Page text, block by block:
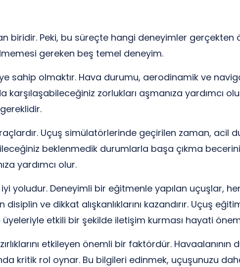
biridir. Peki, bu süreçte hangi deneyimler gerçekten
gereken beş temel deneyim.
sahip olmaktır. Hava durumu, aerodinamik ve
zorlukları aşmanıza yardımcı
Uçuş simülatörlerinde geçirilen zaman, acil
beklenmedik durumlarla başa çıkma
yardımcı olur.
yoludur. Deneyimli bir eğitmenle yapılan uçuşlar,
ve dikkat alışkanlıklarını kazandırır. Uçuş
etkili bir şekilde iletişim kurması hayati
etkileyen önemli bir faktördür. Havaalanının
kritik rol oynar. Bu bilgileri edinmek, uçuşunuzu